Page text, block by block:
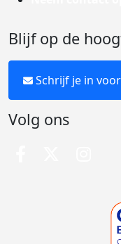
Blijf op de
Schrijf je in
Volg ons